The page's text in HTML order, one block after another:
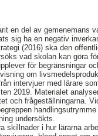
en del av gemenemans
sig ha en negativ
(2016) ska den
vad skolan kan göra
för begränsningar
om
intervjuer med lärare
2019. Materialet
och frågeställningarna.
undersökts.
skillnader i hur lärarna